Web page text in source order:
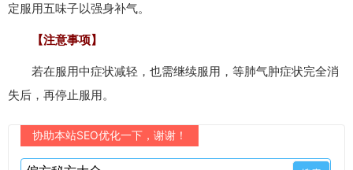
定服用五味子以强身补气。
【注意事项】
若在服用中症状减轻，也需继续服用，等肺气肿症状完全消
失后，再停止服用。
协助本站SEO优化一下，谢谢！